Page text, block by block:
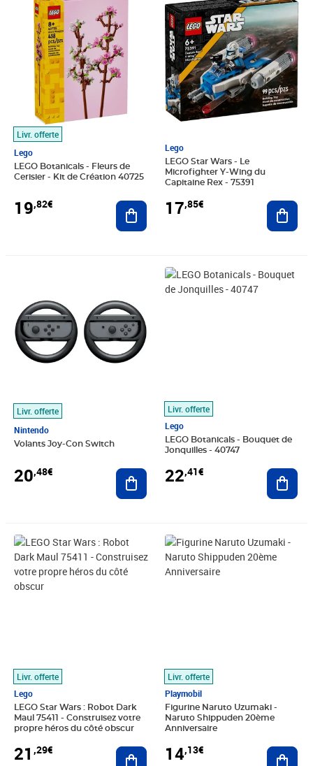
Livr. offerte
Lego
LEGO Botanicals - Fleurs de
Cerisier - Kit de Création 40725
19,82€ Ajouter au panier
Lego
LEGO Star Wars - Le
Microfighter Y-Wing du
Capitaine Rex - 75391
17,85€
Livr. offerte
Nintendo
Volants Joy-Con Switch
20,48€ Ajouter au panier
Livr. offerte
Lego
LEGO Botanicals - Bouquet de
Jonquilles - 40747
22,41€
Prix 22,41€
Livr. offerte
Lego
LEGO Star Wars : Robot Dark
Maul 75411 - Construisez votre
propre héros du côté obscur
21 ,29€
Prix 21,29€
Ajouter au panier
Livr. offerte
Playmobil
Figurine Naruto Uzumaki -
Naruto Shippuden 20ème
Anniversaire
14,13€
Prix 14,13€